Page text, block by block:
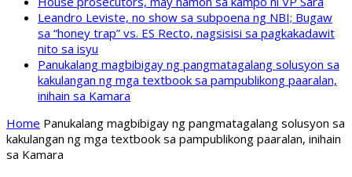
Leandro Leviste, no show sa subpoena ng NBI; Bugaw
sa “honey trap” vs. ES Recto, nagsisisi sa pagkakadawit
nito sa isyu
Panukalang magbibigay ng pangmatagalang solusyon sa
kakulangan ng mga textbook sa pampublikong paaralan,
inihain sa Kamara
Home Panukalang magbibigay ng pangmatagalang solusyon sa
kakulangan ng mga textbook sa pampublikong paaralan, inihain
sa Kamara